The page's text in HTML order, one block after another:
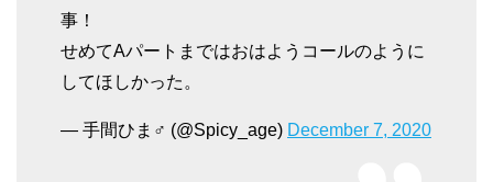
事！
せめてAパートまではおはようコールのように
してほしかった。
— 手間ひま♂ (@Spicy_age) December 7, 2020